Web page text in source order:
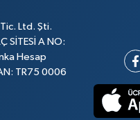
Ltd. Şti.
SİTESİ A NO:
Hesap
TR75 0006